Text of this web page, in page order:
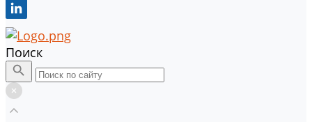
Поиск